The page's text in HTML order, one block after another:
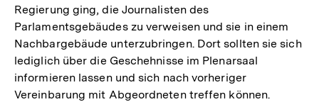
Regierung ging, die Journalisten des
Parlamentsgebäudes zu verweisen und sie in einem
Nachbargebäude unterzubringen. Dort sollten sie sich
lediglich über die Geschehnisse im Plenarsaal
informieren lassen und sich nach vorheriger
Vereinbarung mit Abgeordneten treffen können.